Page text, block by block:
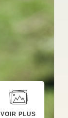
VOIR PLUS